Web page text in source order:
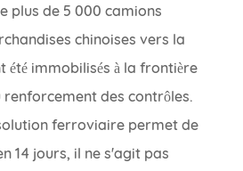
plus de 5 000 camions
chinoises vers la
été immobilisés à la frontière
des contrôles.
ferroviaire permet de
14 jours, il ne s'agit pas